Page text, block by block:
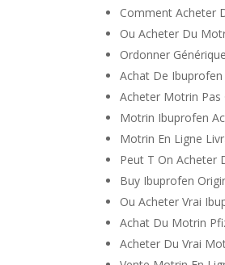
Comment Acheter
Ou Acheter Du
Ordonner
Achat De Ibuprofen
Acheter Motrin Pas
Motrin Ibuprofen
Motrin En Ligne
Peut T On Acheter
Buy Ibuprofen
Ou Acheter Vrai
Achat Du Motrin
Acheter Du Vrai